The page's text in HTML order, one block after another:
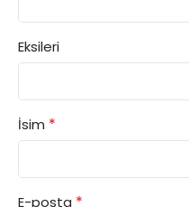
Eksileri
İsim *
E-posta *